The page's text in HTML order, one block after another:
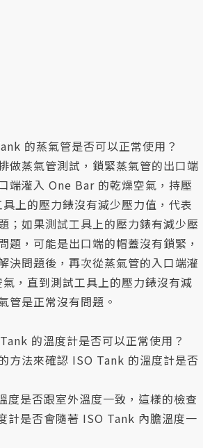
的蒸氣管是否可以正常使用？
做蒸氣管測試，鎖緊蒸氣管的出口端
端灌入 One Bar 的乾燥空氣，持壓
上的壓力錶沒有減少壓力值，代表
；如果測試工具上的壓力錶有減少壓
題，可能是出口端的帽蓋沒有鎖緊，
決問題後，再次從蒸氣管的入口端灌
，直到測試工具上的壓力錶沒有減
管是正常沒有問題。
的溫度計是否可以正常使用？
方法來確認 ISO Tank 的溫度計是否
度是否跟室外溫度一致，這樣的檢查
計是否會隨著 ISO Tank 內膽溫度一